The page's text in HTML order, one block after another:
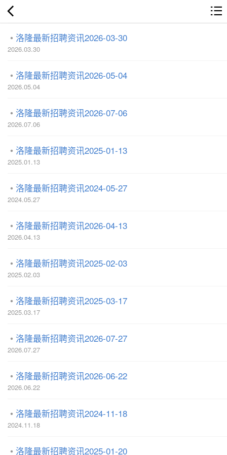
洛隆最新招聘资讯2026-03-30
2026.03.30
洛隆最新招聘资讯2026-05-04
2026.05.04
洛隆最新招聘资讯2026-07-06
2026.07.06
洛隆最新招聘资讯2025-01-13
2025.01.13
洛隆最新招聘资讯2024-05-27
2024.05.27
洛隆最新招聘资讯2026-04-13
2026.04.13
洛隆最新招聘资讯2025-02-03
2025.02.03
洛隆最新招聘资讯2025-03-17
2025.03.17
洛隆最新招聘资讯2026-07-27
2026.07.27
洛隆最新招聘资讯2026-06-22
2026.06.22
洛隆最新招聘资讯2024-11-18
2024.11.18
洛隆最新招聘资讯2025-01-20